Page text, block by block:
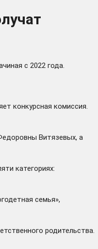
с 2022 года.
конкурсная комиссия.
Витязевых, а
категориях:
семья»,
родительства.